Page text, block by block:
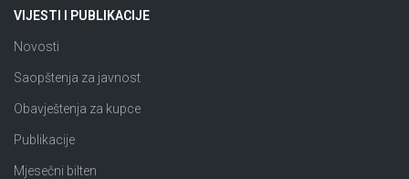
VIJESTI I PUBLIKACIJE
Novosti
Saopštenja za javnost
Obavještenja za kupce
Publikacije
Mjesečni bilten